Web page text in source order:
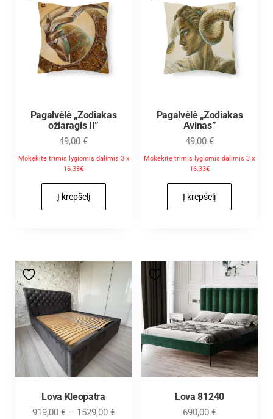
Pagalvėlė „Zodiakas
ožiaragis II”
49,00€
Mokėkite trimis lygiomis dalimis 3 x
16.33€
Į krepšelį
Pagalvėlė „Zodiakas
Avinas”
49,00 €
Mokėkite trimis lygiomis dalimis 3 x
16.33€
Į krepšelį
Lova Kleopatra
919,00 € – 1529,00 €
Lova 81240
690,00 €